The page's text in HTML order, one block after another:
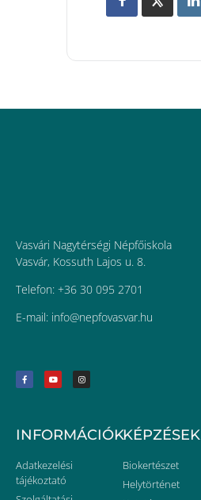
Vasvári Nagytérségi Népfőiskola
Vasvár, Kossuth Lajos u. 8.
Telefon: +36 30 095 2701
E-mail: uh.ravsavofpen@ofni
INFORMÁCIÓK
Adatkezelési
tájékoztató
KÉPZÉSEK
Biokertészet
Helytörténet